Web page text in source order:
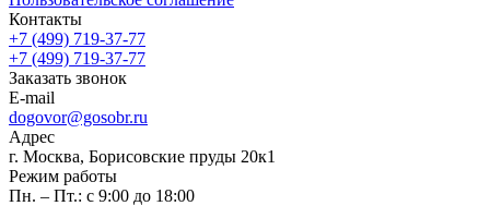
Контакты
+7 (499) 719-37-77
+7 (499) 719-37-77
Заказать звонок
E-mail
dogovor@gosobr.ru
Адрес
г. Москва, Борисовские пруды 20к1
Режим работы
Пн. – Пт.: с 9:00 до 18:00